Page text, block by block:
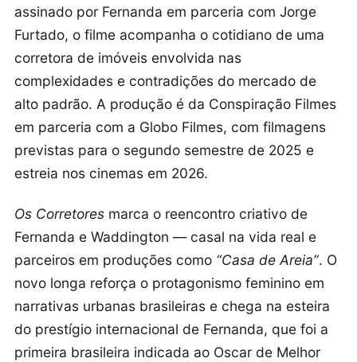
assinado por Fernanda em parceria com Jorge
Furtado, o filme acompanha o cotidiano de uma
corretora de imóveis envolvida nas
complexidades e contradições do mercado de
alto padrão. A produção é da Conspiração Filmes
em parceria com a Globo Filmes, com filmagens
previstas para o segundo semestre de 2025 e
estreia nos cinemas em 2026.
Os Corretoresmarca o reencontro criativo de
Fernanda e Waddington — casal na vida real e
parceiros em produções como “Casa de Areia”. O
novo longa reforça o protagonismo feminino em
narrativas urbanas brasileiras e chega na esteira
do prestígio internacional de Fernanda, que foi a
primeira brasileira indicada ao Oscar de Melhor